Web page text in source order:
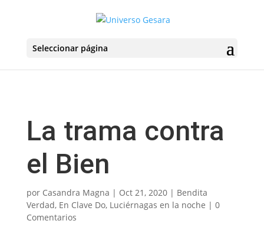
Seleccionar página
La trama contra
el Bien
por Casandra Magna | Oct 21, 2020| Bendita
Verdad, En Clave Do, Luciérnagas en la noche | 0
Comentarios